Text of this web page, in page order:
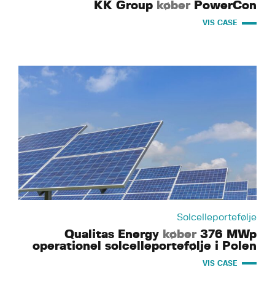
KK Group køberPowerCon
VIS CASE
Solcelleportefølje
Qualitas Energy køber376 MWp
operationel solcelleportefølje i Polen
VIS CASE